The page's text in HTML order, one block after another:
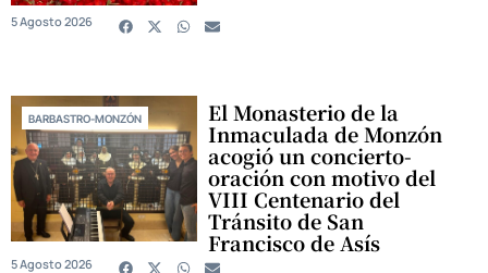
5 Agosto 2026
BARBASTRO-MONZÓN El Monasterio de la
Inmaculada de Monzón
acogió un concierto-
oración con motivo del
VIII Centenario del
Tránsito de San
Francisco de Asís
5 Agosto 2026